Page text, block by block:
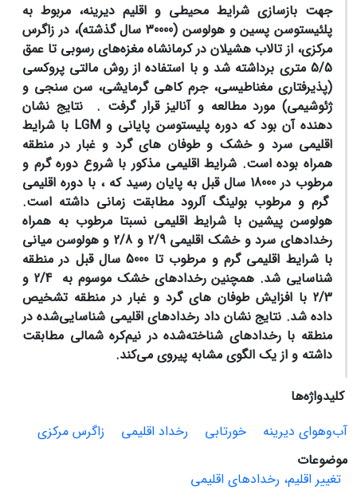
جهت بازسازی شرایط محیطی و اقلیم دیرینه، مربوط به
پلئیستوسن پسین و هولوسن (30000 سال گذشته)، در زاگرس
مرکزی، از تالاب هشیلان در کرمانشاه مغزه‌های رسوبی تا عمق
5/5 متری برداشته شد و با استفاده از روش مالتی پروکسی
(پذیرفتاری مغناطیسی، جرم کاهی گرمایشی، سن سنجی و
ژئوشیمی) مورد مطالعه و آنالیز قرار گرفت .
نتایج نشان
دهنده آن بود که دوره پلیستوسن پایانی و LGM با شرایط
اقلیمی سرد و خشک و طوفان های گرد و غبار در منطقه
همراه بوده است. شرایط اقلیمی مذکور با شروع دوره گرم و
مرطوب در 18000 سال قبل به پایان رسید که ، با دوره اقلیمی
گرم و مرطوب بولینگ آلرود مطابقت زمانی داشته است.
هولوسن پیشین با شرایط اقلیمی نسبتا مرطوب به همراه
رخدادهای سرد و خشک اقلیمی 2/9 و 2/8 و هولوسن میانی
با شرایط اقلیمی گرم و مرطوب تا 5000 سال قبل در منطقه
شناسایی شد. همچنین رخدادهای خشک موسوم به 2/4 و
2/3 با افزایش طوفان های گرد و غبار در منطقه تشخیص
داده شد. نتایج نشان داد رخدادهای اقلیمی شناسایی‌شده در
منطقه با رخدادهای شناخته‌شده در نیم‌کره شمالی مطابقت
داشته و از یک الگوی مشابه پیروی می‌کند.
کلیدواژه‌ها
آب‌وهوای دیرینه
خورتابی رخداد اقلیمی
زاگرس مرکزی
موضوعات
تغییر اقلیم، رخدادهای اقلیمی